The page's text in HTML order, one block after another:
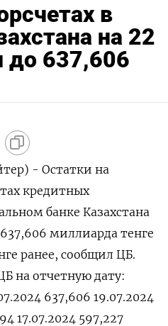
в
на 22
до 637,606
- Остатки на
кредитных
банке Казахстана
миллиарда тенге
ранее, сообщил ЦБ.
на отчетную дату:
637,606 19.07.2024
17.07.2024 597,227